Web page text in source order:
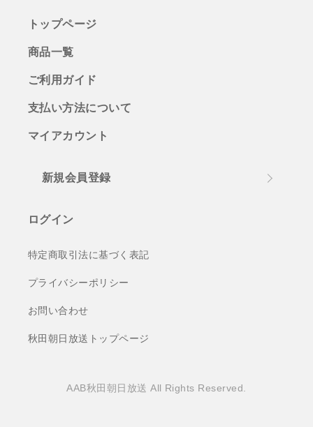
トップページ
商品一覧
ご利用ガイド
支払い方法について
マイアカウント
新規会員登録
ログイン
特定商取引法に基づく表記
プライバシーポリシー
お問い合わせ
秋田朝日放送トップページ
AAB秋田朝日放送 All Rights Reserved.